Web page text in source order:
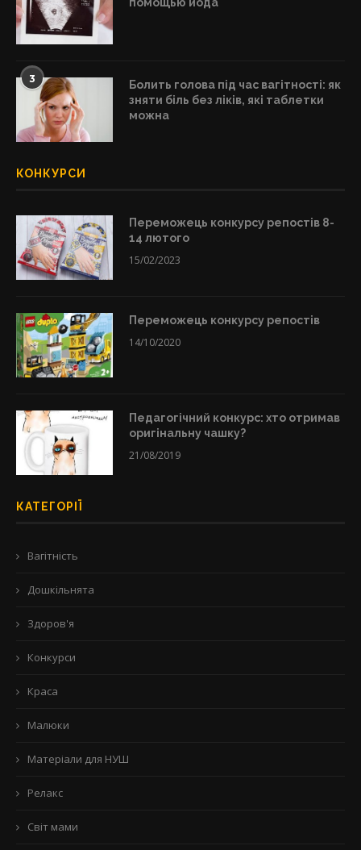
помощью йода
3
Болить голова під час вагітності: як
зняти біль без ліків, які таблетки
можна
КОНКУРСИ
Переможець конкурсу репостів 8-
14 лютого
15/02/2023
Переможець конкурсу репостів
14/10/2020
Педагогічний конкурс: хто отримав
оригінальну чашку?
21/08/2019
КАТЕГОРІЇ
Вагітність
Дошкільнята
Здоров'я
Конкурси
Краса
Малюки
Матеріали для НУШ
Релакс
Світ мами